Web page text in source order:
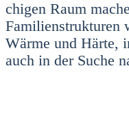
chi­gen Raum
Fami­li­en­struk­tu­ren
Wär­me und Här­te,
auch in der Suche